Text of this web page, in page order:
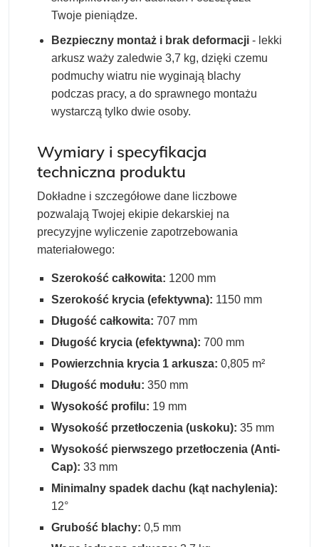
Twoje pieniądze.
Bezpieczny montaż i brak deformacji - lekki
arkusz waży zaledwie 3,7 kg, dzięki czemu
podmuchy wiatru nie wyginają blachy
podczas pracy, a do sprawnego montażu
wystarczą tylko dwie osoby.
Wymiary i specyfikacja
techniczna produktu
Dokładne i szczegółowe dane liczbowe
pozwalają Twojej ekipie dekarskiej na
precyzyjne wyliczenie zapotrzebowania
materiałowego:
Szerokość całkowita: 1200 mm
Szerokość krycia (efektywna): 1150 mm
Długość całkowita: 707 mm
Długość krycia (efektywna): 700 mm
Powierzchnia krycia 1 arkusza: 0,805 m²
Długość modułu: 350 mm
Wysokość profilu: 19 mm
Wysokość przetłoczenia (uskoku): 35 mm
Wysokość pierwszego przetłoczenia (Anti-
Cap): 33 mm
Minimalny spadek dachu (kąt nachylenia):
12°
Grubość blachy: 0,5 mm